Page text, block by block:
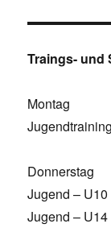
Traings- und
Montag
Donnerstag
Jugend –
Jugend –